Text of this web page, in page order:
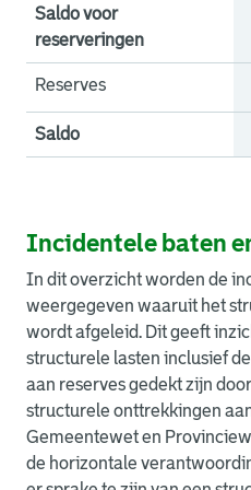
Saldo voor
reserveringen
Reserves
Onttrekking reserves
Toevoeging reserves
Vrijval reserves
Saldo
Incidentele baten
In dit overzicht worden de
weergegeven waaruit het
wordt afgeleid. Dit geeft
structurele lasten inclusief
aan reserves gedekt zijn
structurele onttrekkingen
Gemeentewet en
de horizontale